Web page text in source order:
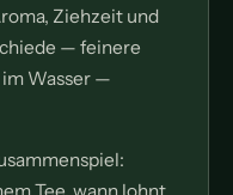
Ziehzeit und
— feinere
im Wasser —